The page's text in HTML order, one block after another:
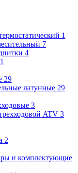
1
7
4
29
латунные 29
3
ATV 3
2
и комплектующие